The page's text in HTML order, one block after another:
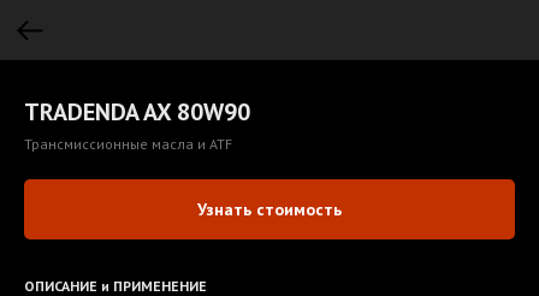
TRADENDA AX 80W90
Трансмиссионные масла и ATF
Узнать стоимость
ОПИСАНИЕ и ПРИМЕНЕНИЕ